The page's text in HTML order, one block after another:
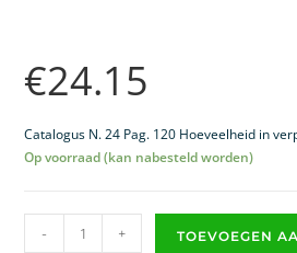
€24.15
Catalogus N. 24 Pag. 120 Hoeveelheid in
Op voorraad (kan nabesteld worden)
- + TOEVOEGEN